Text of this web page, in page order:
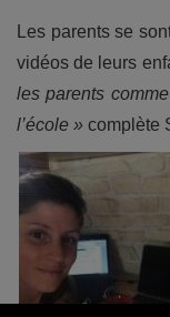
Les parents se
vidéos de leurs
les parents
l’école » complète